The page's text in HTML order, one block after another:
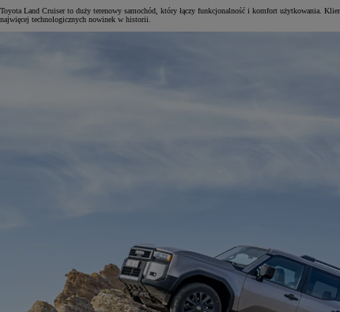
Od81 900 zł
Toyota Land Cruiser to duży terenowy samochód, który łączy funkcjonalność i komfort użytkowania.
najwięcej technologicznych nowinek w historii.